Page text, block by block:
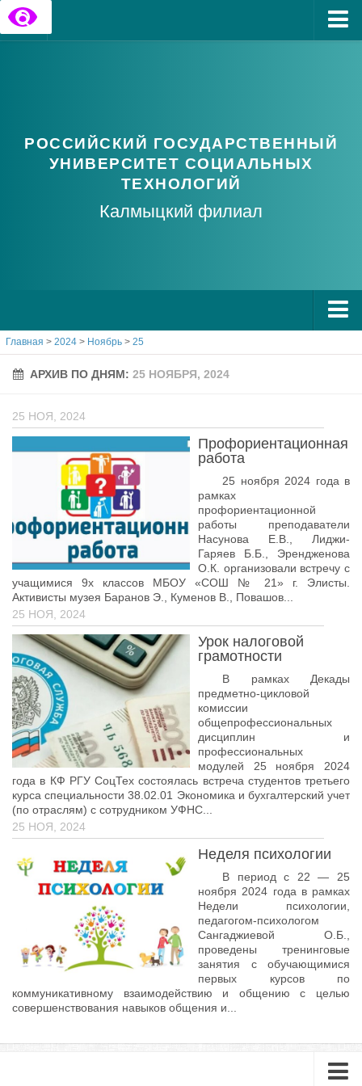
Часто задаваемые вопросы
РОССИЙСКИЙ ГОСУДАРСТВЕННЫЙ
УНИВЕРСИТЕТ СОЦИАЛЬНЫХ
ТЕХНОЛОГИЙ
Калмыцкий филиал
О РГУ СоцТех
Учёный совет
История университета
Контакты РГУ СоцТех
Сведения об образовательной организации
Абитуриенту
Рейтинговые списки
Рекомендованные к зачислению
Приказы о зачислении
Студенту
Личный кабинет
Расписание учебных занятий студентов на 2-ое
полугодие
Коллективные творческие дела
Библиотека
Студенческое научное общество
Социальная поддержка студентов
Центр содействия трудоустройству выпускников
График учебного процесса
Электронное обучение и дистанционные
образовательные технологии
Демонстрационный экзамен
Образовательный кредит
Главная > 2024 > Ноябрь > 25
АРХИВ ПО ДНЯМ: 25 НОЯБРЯ, 2024
25 НОЯ, 2024
Профориентационная
работа
25 ноября 2024 года в
рамках
профориентационной
работы преподаватели
Насунова Е.В., Лиджи-
Гаряев Б.Б., Эрендженова
О.К. организовали встречу с
учащимися 9х классов МБОУ «СОШ № 21» г. Элисты.
Активисты музея Баранов Э., Куменов В., Повашов...
25 НОЯ, 2024
Урок налоговой
грамотности
В рамках Декады
предметно-цикловой
комиссии
общепрофессиональных
дисциплин и
профессиональных
модулей 25 ноября 2024
года в КФ РГУ СоцТех состоялась встреча студентов третьего
курса специальности 38.02.01 Экономика и бухгалтерский учет
(по отраслям) с сотрудником УФНС...
25 НОЯ, 2024
Неделя психологии
В период с 22 — 25
ноября 2024 года в рамках
Недели психологии,
педагогом-психологом
Сангаджиевой О.Б.,
проведены тренинговые
занятия с обучающимися
первых курсов по
коммуникативному взаимодействию и общению с целью
совершенствования навыков общения и...